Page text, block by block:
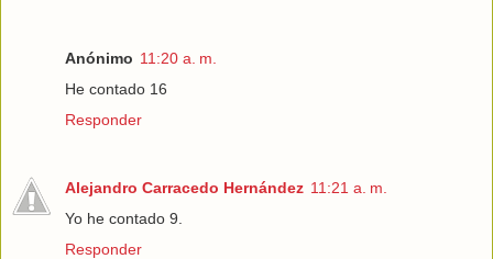
Anónimo 11:20 a. m.
He contado 16
Responder
Alejandro Carracedo Hernández 11:21 a. m.
Yo he contado 9.
Responder